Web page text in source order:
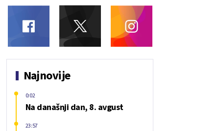
Najnovije
Na današnji dan, 8. avgust
0:02
23:57